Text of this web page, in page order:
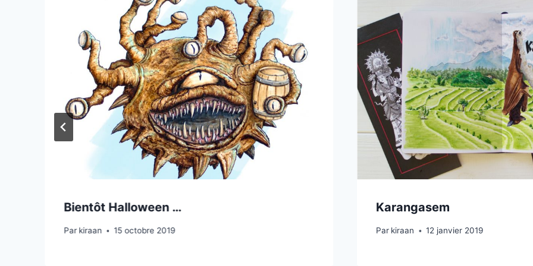
Bientôt Halloween …
Par kiraan 15 octobre 2019
Karangasem
Par kiraan 12 janvier 2019